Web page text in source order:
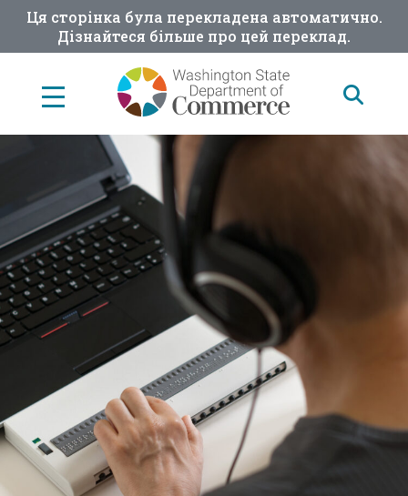
Skip
main
Ця сторінка була перекладена автоматично.
Дізнайтеся більше про цей переклад.